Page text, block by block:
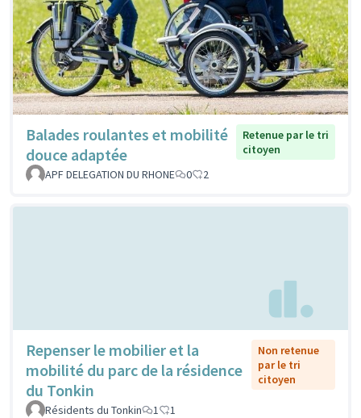
Balades roulantes et mobilité
douce adaptée
Retenue par le tri
citoyen
APF DELEGATION DU RHONE
0 2
Repenser le mobilier et la
mobilité du parc de la résidence
du Tonkin
Non retenue
par le tri
citoyen
Résidents du Tonkin 1 1